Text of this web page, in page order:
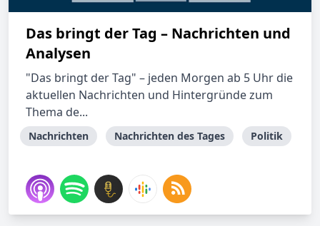
Das bringt der Tag – Nachrichten und
Analysen
"Das bringt der Tag" – jeden Morgen ab 5 Uhr die
aktuellen Nachrichten und Hintergründe zum
Thema de...
Nachrichten Nachrichten des Tages Politik